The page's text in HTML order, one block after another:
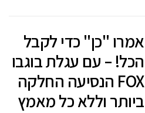
אמרו "כן" כדי לקבל
הכל! – עם עגלת בוגבו
FOX הנסיעה החלקה
ביותר וללא כל מאמץ